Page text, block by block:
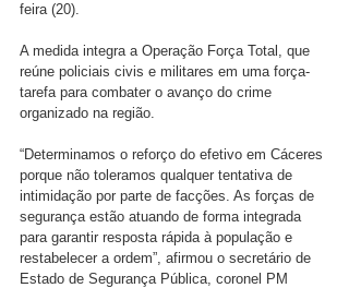
feira (20).
A medida integra a Operação Força Total, que
reúne policiais civis e militares em uma força-
tarefa para combater o avanço do crime
organizado na região.
“Determinamos o reforço do efetivo em Cáceres
porque não toleramos qualquer tentativa de
intimidação por parte de facções. As forças de
segurança estão atuando de forma integrada
para garantir resposta rápida à população e
restabelecer a ordem”, afirmou o secretário de
Estado de Segurança Pública, coronel PM